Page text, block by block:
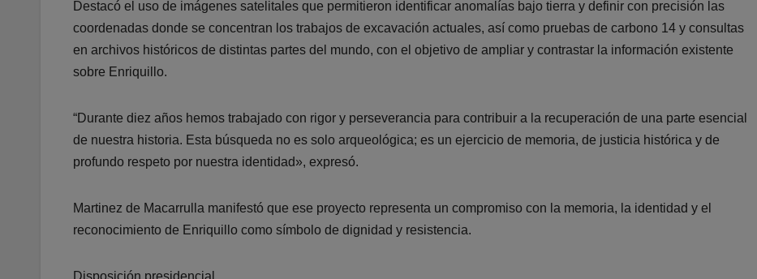
Destacó el uso de imágenes satelitales que permitieron identificar anomalías bajo tierra y definir con precisión las
coordenadas donde se concentran los trabajos de excavación actuales, así como pruebas de carbono 14 y consultas
en archivos históricos de distintas partes del mundo, con el objetivo de ampliar y contrastar la información existente
sobre Enriquillo.
“Durante diez años hemos trabajado con rigor y perseverancia para contribuir a la recuperación de una parte esencial
de nuestra historia. Esta búsqueda no es solo arqueológica; es un ejercicio de memoria, de justicia histórica y de
profundo respeto por nuestra identidad», expresó.
Martinez de Macarrulla manifestó que ese proyecto representa un compromiso con la memoria, la identidad y el
reconocimiento de Enriquillo como símbolo de dignidad y resistencia.